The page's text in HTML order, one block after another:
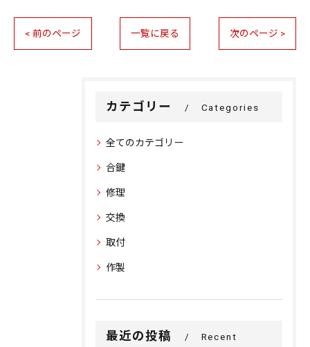
< 前のページ 一覧に戻る 次のページ >
カテゴリー Categories
全てのカテゴリー
合鍵
修理
交換
取付
作製
最近の投稿
Recent